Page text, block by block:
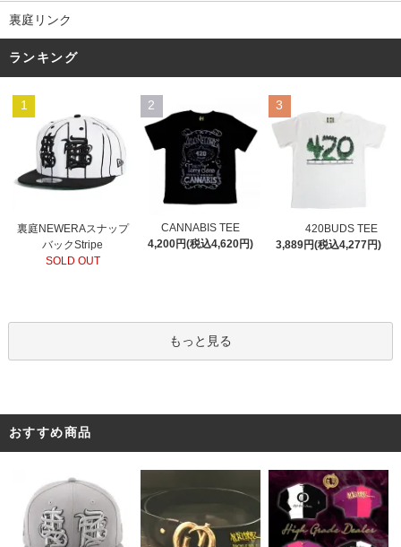
裏庭リンク
ランキング
1
裏庭NEWERAスナップ
バックStripe
SOLD OUT
2
CANNABIS TEE
4,200円(税込4,620円)
3
420BUDS TEE
3,889円(税込4,277円)
もっと見る
おすすめ商品